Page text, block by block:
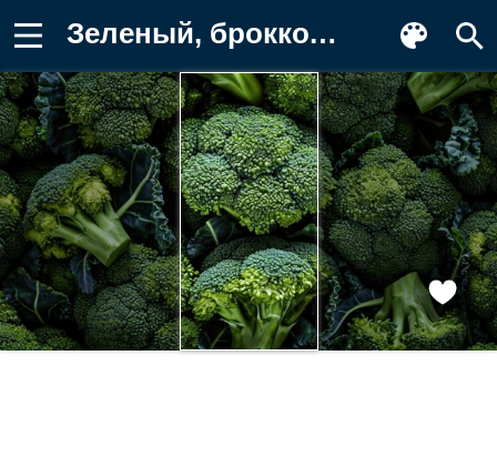
Зеленый, брокколи, свежий, овощной Фон для телефона